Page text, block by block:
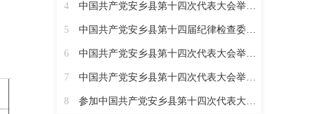
4 中国共产党安乡县第十四次代表大会举行主席团第七次会议
5 中国共产党安乡县第十四届纪律检查委员会第一次全体会议召开
6 中国共产党安乡县第十四次代表大会举行主席团常务委员会第三次会议
7 中国共产党安乡县第十四次代表大会举行第三次全体会议
8 参加中国共产党安乡县第十四次代表大会代表分组讨论县委工作报告和县纪委工作报告